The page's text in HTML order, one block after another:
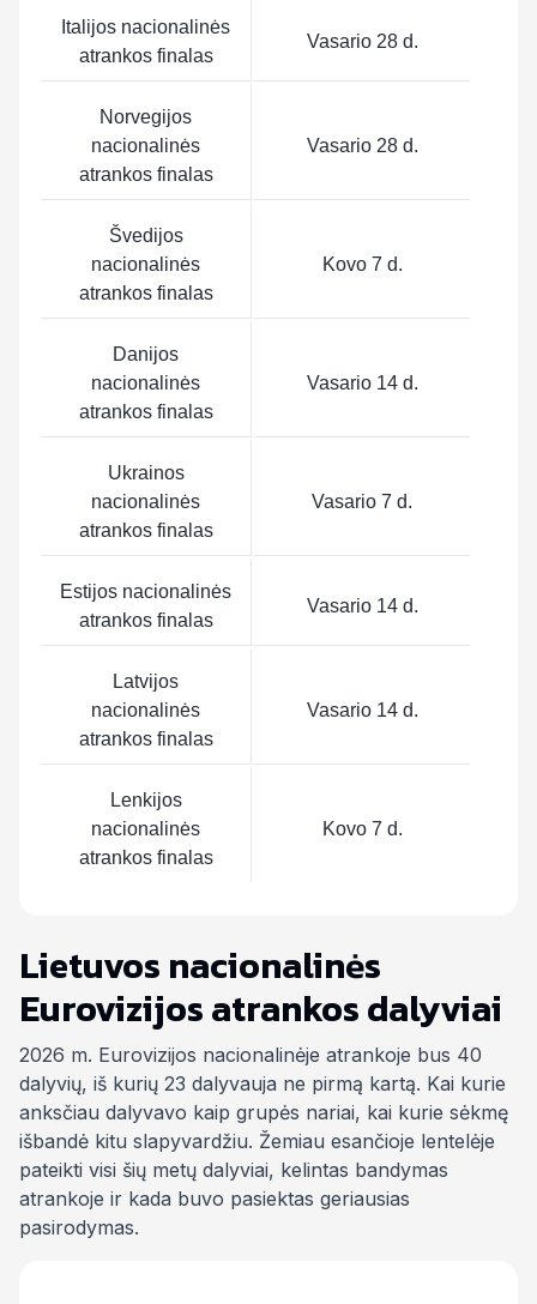
Italijos nacionalinės
atrankos finalas
Vasario 28 d.
Norvegijos
nacionalinės
atrankos finalas
Vasario 28 d.
Švedijos
nacionalinės
atrankos finalas
Kovo 7 d.
Danijos
nacionalinės
atrankos finalas
Vasario 14 d.
Ukrainos
nacionalinės
atrankos finalas
Vasario 7 d.
Estijos nacionalinės
atrankos finalas
Vasario 14 d.
Latvijos
nacionalinės
atrankos finalas
Vasario 14 d.
Lenkijos
nacionalinės
atrankos finalas
Kovo 7 d.
Lietuvos nacionalinės
Eurovizijos atrankos dalyviai
2026 m. Eurovizijos nacionalinėje atrankoje bus 40
dalyvių, iš kurių 23 dalyvauja ne pirmą kartą. Kai kurie
anksčiau dalyvavo kaip grupės nariai, kai kurie sėkmę
išbandė kitu slapyvardžiu. Žemiau esančioje lentelėje
pateikti visi šių metų dalyviai, kelintas bandymas
atrankoje ir kada buvo pasiektas geriausias
pasirodymas.